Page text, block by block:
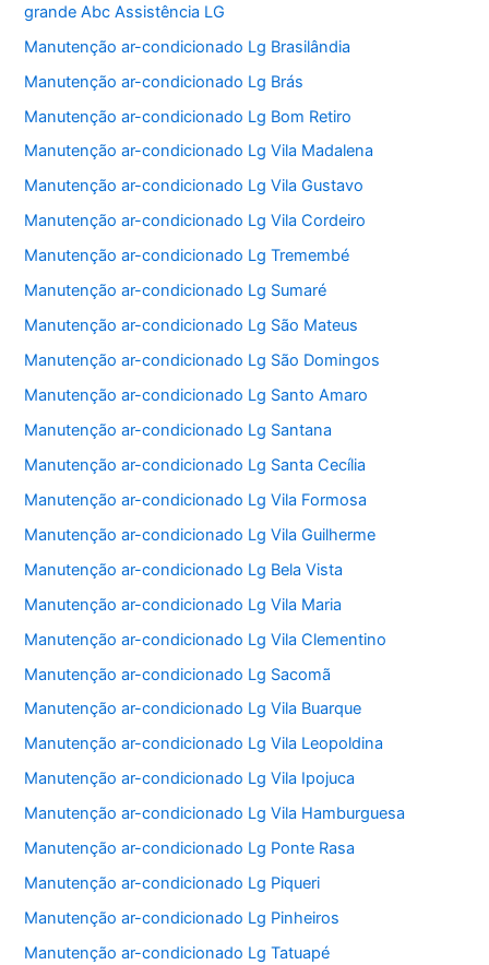
grande Abc Assistência LG
Manutenção ar-condicionado Lg Brasilândia
Manutenção ar-condicionado Lg Brás
Manutenção ar-condicionado Lg Bom Retiro
Manutenção ar-condicionado Lg Vila Madalena
Manutenção ar-condicionado Lg Vila Gustavo
Manutenção ar-condicionado Lg Vila Cordeiro
Manutenção ar-condicionado Lg Tremembé
Manutenção ar-condicionado Lg Sumaré
Manutenção ar-condicionado Lg São Mateus
Manutenção ar-condicionado Lg São Domingos
Manutenção ar-condicionado Lg Santo Amaro
Manutenção ar-condicionado Lg Santana
Manutenção ar-condicionado Lg Santa Cecília
Manutenção ar-condicionado Lg Vila Formosa
Manutenção ar-condicionado Lg Vila Guilherme
Manutenção ar-condicionado Lg Bela Vista
Manutenção ar-condicionado Lg Vila Maria
Manutenção ar-condicionado Lg Vila Clementino
Manutenção ar-condicionado Lg Sacomã
Manutenção ar-condicionado Lg Vila Buarque
Manutenção ar-condicionado Lg Vila Leopoldina
Manutenção ar-condicionado Lg Vila Ipojuca
Manutenção ar-condicionado Lg Vila Hamburguesa
Manutenção ar-condicionado Lg Ponte Rasa
Manutenção ar-condicionado Lg Piqueri
Manutenção ar-condicionado Lg Pinheiros
Manutenção ar-condicionado Lg Tatuapé